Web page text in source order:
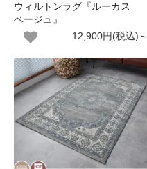
ウィルトンラグ『ルーカス
ベージュ』
12,900円(税込)～